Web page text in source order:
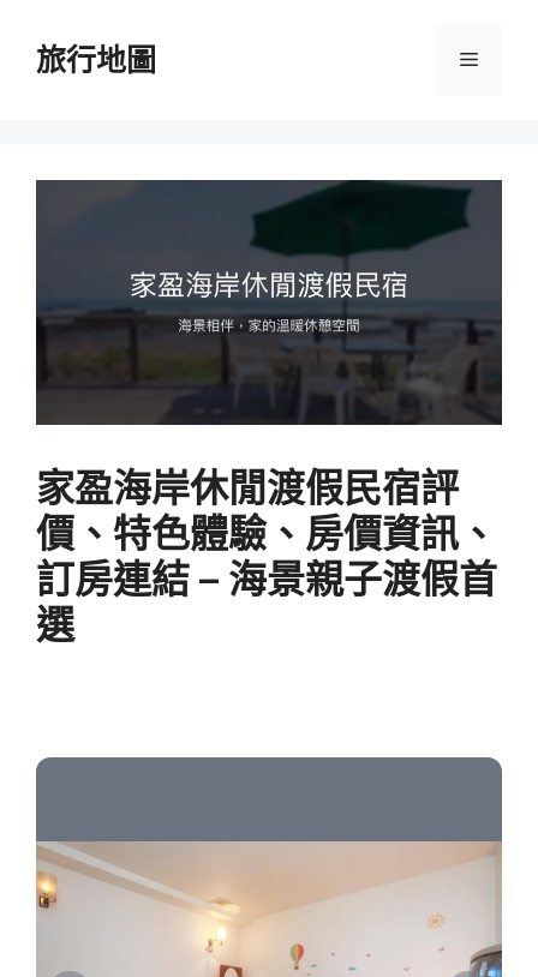
旅行地圖 選
家盈海岸休閒渡假民宿評
價、特色體驗、房價資訊、
訂房連結 – 海景親子渡假首
選